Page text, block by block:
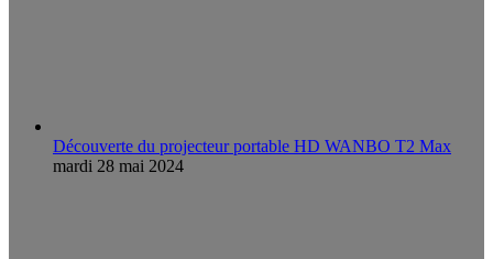
Découverte du projecteur portable HD WANBO T2 Max
mardi 28 mai 2024